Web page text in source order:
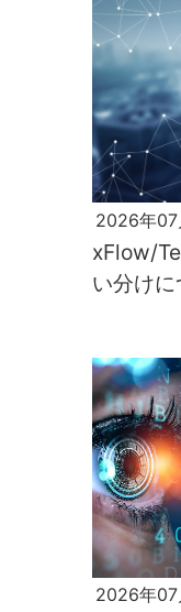
2026年07
xFlow/
い分け
2026年07